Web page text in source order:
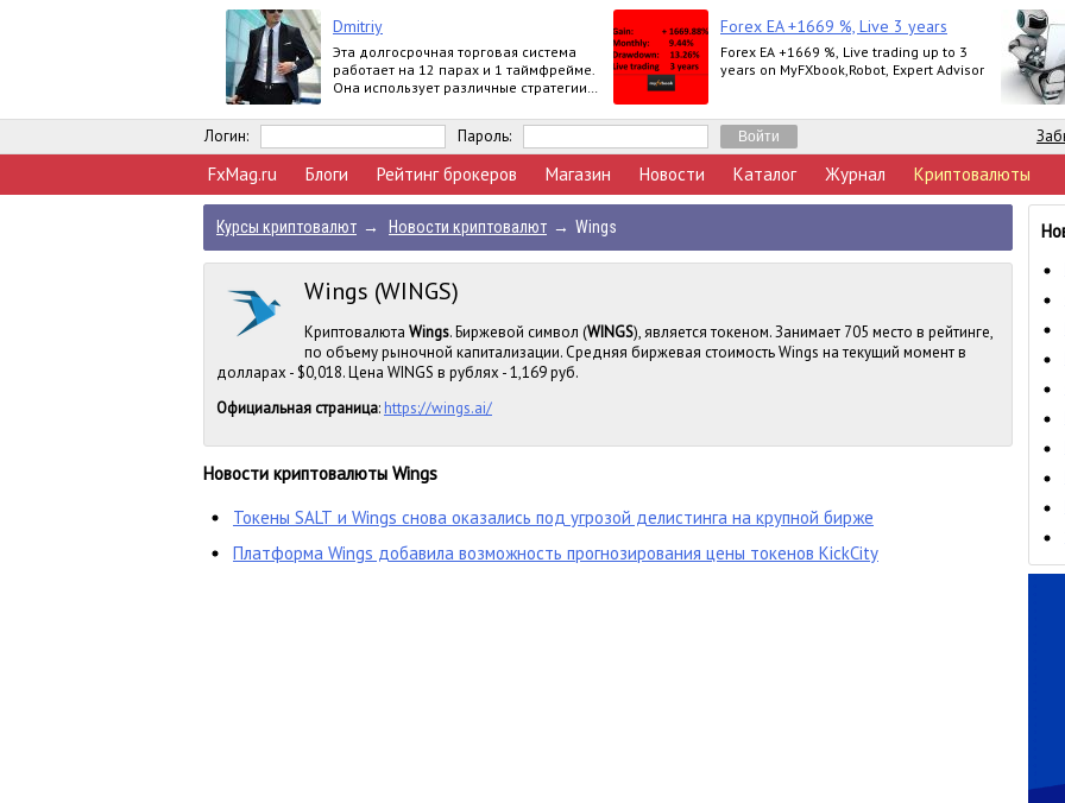
Dmitriy
Эта долгосрочная торговая система
работает на 12 парах и 1 таймфрейме.
Она использует различные стратегии
Forex EA +1669 %, Live 3 years
Forex EA +1669 %, Live trading up to 3
years on MyFXbook,Robot, Expert Advisor
Логин: Пароль:
FxMag.ru Блоги Рейтинг брокеров Магазин Новости Каталог Журнал Криптовалюты
Курсы криптовалют → Новости криптовалют → Wings
Wings (WINGS)
Криптовалюта Wings. Биржевой символ (WINGS), является токеном. Занимает 705 место в рейтинге,
по объему рыночной капитализации. Средняя биржевая стоимость Wings на текущий момент в
долларах - $0,018. Цена WINGS в рублях - 1,169 руб.
Официальная страница: https://wings.ai/
Новости криптовалюты Wings
Токены SALT и Wings снова оказались под угрозой делистинга на крупной бирже
Платформа Wings добавила возможность прогнозирования цены токенов KickCity